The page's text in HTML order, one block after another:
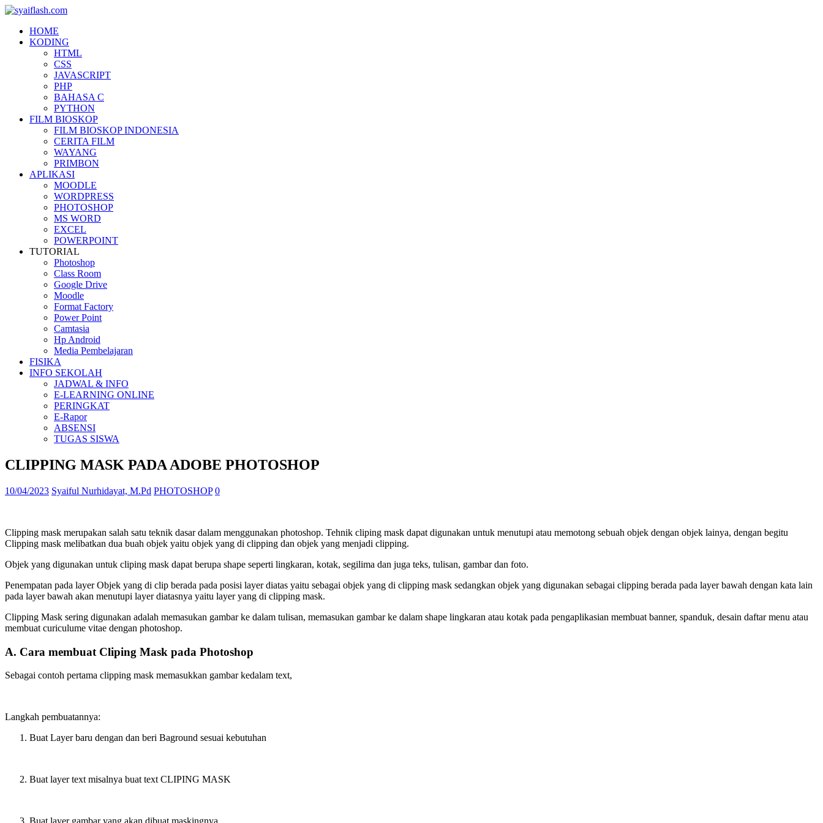
HOME
KODING
HTML
CSS
JAVASCRIPT
PHP
BAHASA C
PYTHON
FILM BIOSKOP
FILM BIOSKOP INDONESIA
CERITA FILM
WAYANG
PRIMBON
APLIKASI
MOODLE
WORDPRESS
PHOTOSHOP
MS WORD
EXCEL
POWERPOINT
TUTORIAL
Photoshop
Class Room
Google Drive
Moodle
Format Factory
Power Point
Camtasia
Hp Android
Media Pembelajaran
FISIKA
INFO SEKOLAH
JADWAL & INFO
E-LEARNING ONLINE
PERINGKAT
E-Rapor
ABSENSI
TUGAS SISWA
CLIPPING MASK PADA ADOBE PHOTOSHOP
10/04/2023 Syaiful Nurhidayat, M.Pd PHOTOSHOP 0
Clipping mask merupakan salah satu teknik dasar dalam menggunakan photoshop. Tehnik cliping mask dapat digunakan untuk menutupi atau memotong sebuah objek dengan objek lainya, dengan begitu
Clipping mask melibatkan dua buah objek yaitu objek yang di clipping dan objek yang menjadi clipping.
Objek yang digunakan untuk cliping mask dapat berupa shape seperti lingkaran, kotak, segilima dan juga teks, tulisan, gambar dan foto.
Penempatan pada layer Objek yang di clip berada pada posisi layer diatas yaitu sebagai objek yang di clipping mask sedangkan objek yang digunakan sebagai clipping berada pada layer bawah dengan kata lain
pada layer bawah akan menutupi layer diatasnya yaitu layer yang di clipping mask.
Clipping Mask sering digunakan adalah memasukan gambar ke dalam tulisan, memasukan gambar ke dalam shape lingkaran atau kotak pada pengaplikasian membuat banner, spanduk, desain daftar menu atau
membuat curiculume vitae dengan photoshop.
A. Cara membuat Cliping Mask pada Photoshop
Sebagai contoh pertama clipping mask memasukkan gambar kedalam text,
Langkah pembuatannya:
Buat Layer baru dengan dan beri Baground sesuai kebutuhan
Buat layer text misalnya buat text CLIPING MASK